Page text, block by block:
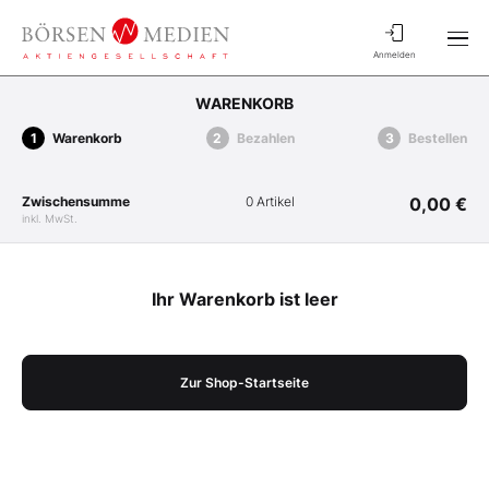
Anmelden
WARENKORB
Warenkorb Bezahlen Bestellen
Zwischensumme
inkl. MwSt.
0 Artikel 0,00 €
Ihr Warenkorb ist leer
Zur Shop-Startseite